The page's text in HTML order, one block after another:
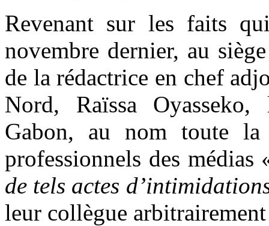
Revenant sur les faits
novembre dernier, au
de la rédactrice en chef
Nord, Raïssa
Gabon, au nom toute
professionnels des médias
de tels actes
leur collègue